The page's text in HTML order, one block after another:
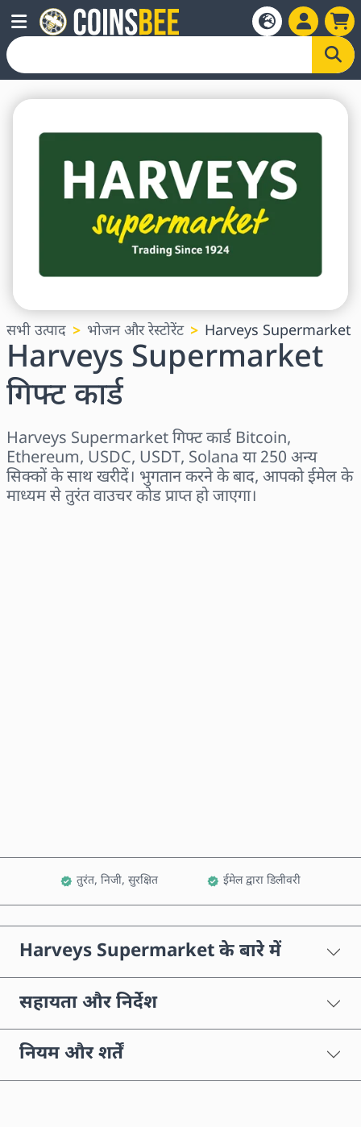
सभी उत्पाद भोजन और रेस्टोरेंट Harveys Supermarket
Harveys Supermarket
गिफ्ट कार्ड
Harveys Supermarket गिफ्ट कार्ड Bitcoin,
Ethereum, USDC, USDT, Solana या 250 अन्य
सिक्कों के साथ खरीदें। भुगतान करने के बाद, आपको ईमेल के
माध्यम से तुरंत वाउचर कोड प्राप्त हो जाएगा।
तुरंत, निजी, सुरक्षित ईमेल द्वारा डिलीवरी
Harveys Supermarket के बारे में
सहायता और निर्देश
नियम और शर्तें